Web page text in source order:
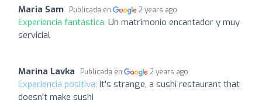
Maria Sam Publicada en 2 years ago
Experiencia fantástica: Un matrimonio encantador y muy
servicial
Marina Lavka Publicada en 2 years ago
Experiencia positiva: It's strange, a sushi restaurant that
doesn't make sushi